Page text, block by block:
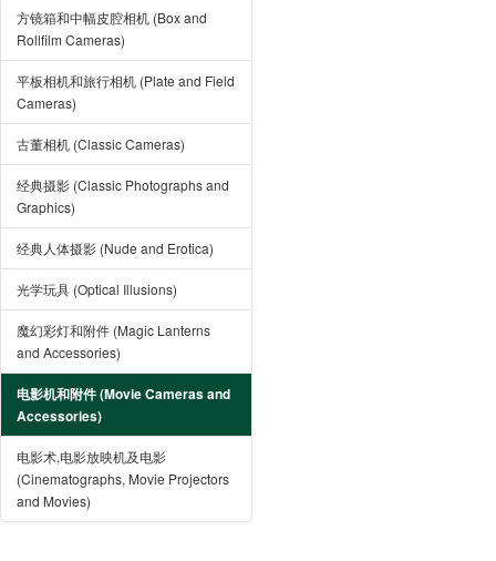
方镜箱和中幅皮腔相机 (Box and
Rollfilm Cameras)
平板相机和旅行相机 (Plate and Field
Cameras)
古董相机 (Classic Cameras)
经典摄影 (Classic Photographs and
Graphics)
经典人体摄影 (Nude and Erotica)
光学玩具 (Optical Illusions)
魔幻彩灯和附件 (Magic Lanterns
and Accessories)
电影机和附件 (Movie Cameras and
Accessories)
电影术,电影放映机及电影
(Cinematographs, Movie Projectors
and Movies)